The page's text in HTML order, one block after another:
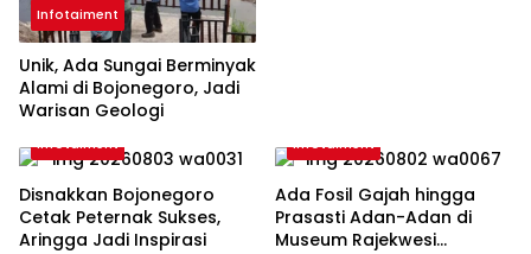
Infotaiment
Unik, Ada Sungai Berminyak
Alami di Bojonegoro, Jadi
Warisan Geologi
Infotaiment
Disnakkan Bojonegoro
Cetak Peternak Sukses,
Aringga Jadi Inspirasi
Infotaiment
Ada Fosil Gajah hingga
Prasasti Adan-Adan di
Museum Rajekwesi